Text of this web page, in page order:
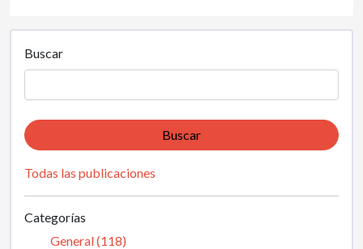
Buscar
Buscar
Todas las publicaciones
Categorías
General (118)